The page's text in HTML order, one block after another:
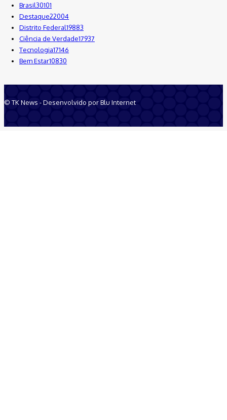
Brasil30101
Destaque22004
Distrito Federal19883
Ciência de Verdade17937
Tecnologia17146
Bem Estar10830
© TK News - Desenvolvido por Blu Internet